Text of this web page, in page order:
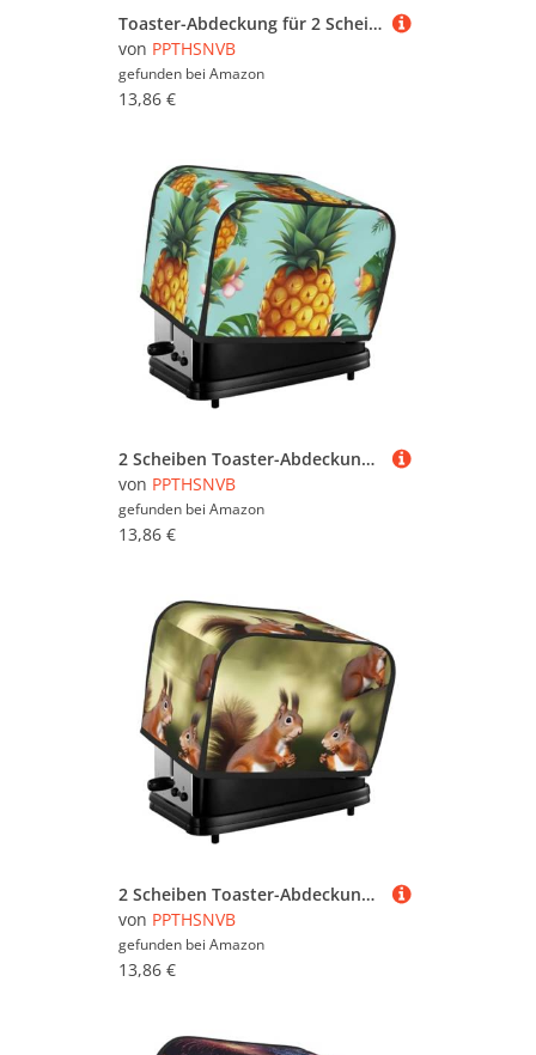
Toaster-Abdeckung für 2 Scheiben mit Taschen und Griff oben, kleine Brotbackmaschinen-Abdeckungen, St. Basilikum-Kathedrale, rot, in Moskau, Küche, kleine Geräte, waschbar, universelle Ofenabdeckungen
von PPTHSNVB
gefunden bei Amazon
13,86 €
2 Scheiben Toaster-Abdeckung mit Taschen und Griff oben, kleine Brotbackmaschinen-Abdeckungen, tropische Ananas, Küche, kleine Geräte, waschbar, universelle Ofenabdeckungen
von PPTHSNVB
gefunden bei Amazon
13,86 €
2 Scheiben Toaster-Abdeckung mit Taschen und Griff oben, kleine Brotbackmaschinen-Abdeckungen, niedliche Eichhörnchen, Küche, kleine Geräte, waschbar, universelle Ofenabdeckungen
von PPTHSNVB
gefunden bei Amazon
13,86 €